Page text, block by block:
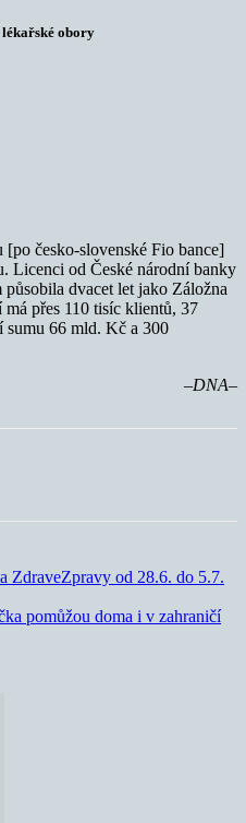
lékařské obory
česko-slovenské Fio bance]
Licenci od České národní banky
dvacet let jako Záložna
přes 110 tisíc klientů, 37
sumu 66 mld. Kč a 300
–DNA–
ZdraveZpravy od 28.6. do 5.7.
pomůžou doma i v zahraničí